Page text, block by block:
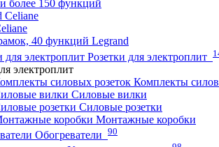
более 150 функций
40 функций Legrand
Розетки для электроплит
электроплит
Комплекты
Силовые вилки
Силовые розетки
Монтажные коробки
Обогреватели 90